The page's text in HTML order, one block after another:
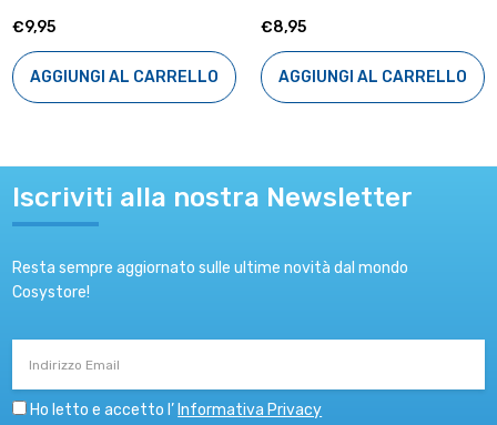
€9,95
AGGIUNGI AL CARRELLO
€8,95
AGGIUNGI AL CARRELLO
Iscriviti alla nostra Newsletter
Resta sempre aggiornato sulle ultime novità dal mondo
Cosystore!
Ho letto e accetto l’ Informativa Privacy